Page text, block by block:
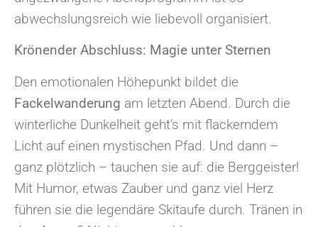
abwechslungsreich wie liebevoll organisiert.
Krönender Abschluss: Magie unter Sternen
Den emotionalen Höhepunkt bildet die
Fackelwanderung am letzten Abend. Durch die
winterliche Dunkelheit geht’s mit flackerndem
Licht auf einen mystischen Pfad. Und dann –
ganz plötzlich – tauchen sie auf: die Berggeister!
Mit Humor, etwas Zauber und ganz viel Herz
führen sie die legendäre Skitaufe durch. Tränen in